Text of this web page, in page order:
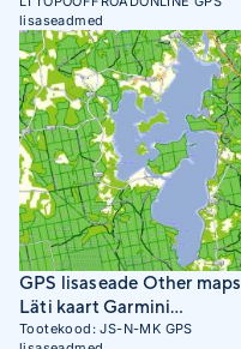
lisaseadmed
GPS lisaseade Other maps
Läti kaart Garmini
navigatsioonile (Jana Seta)
Tootekood:JS-N-MK GPS